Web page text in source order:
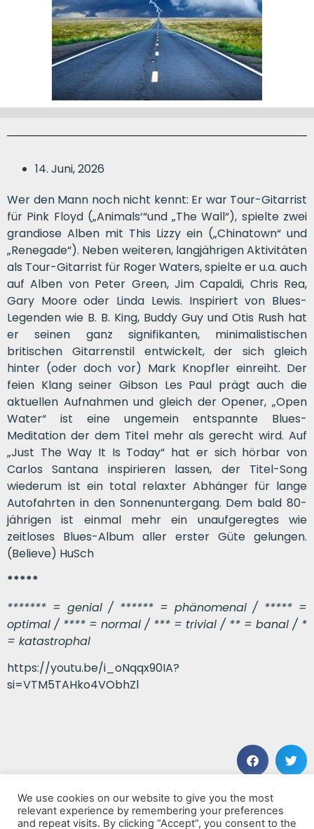
14. Juni, 2026
Wer den Mann noch nicht kennt: Er war Tour-Gitarrist
für Pink Floyd („Animals‘“und „The Wall“), spielte zwei
grandiose Alben mit This Lizzy ein („Chinatown“ und
„Renegade“). Neben weiteren, langjährigen Aktivitäten
als Tour-Gitarrist für Roger Waters, spielte er u.a. auch
auf Alben von Peter Green, Jim Capaldi, Chris Rea,
Gary Moore oder Linda Lewis. Inspiriert von Blues-
Legenden wie B. B. King, Buddy Guy und Otis Rush hat
er seinen ganz signifikanten, minimalistischen
britischen Gitarrenstil entwickelt, der sich gleich
hinter (oder doch vor) Mark Knopfler einreiht. Der
feien Klang seiner Gibson Les Paul prägt auch die
aktuellen Aufnahmen und gleich der Opener, „Open
Water“ ist eine ungemein entspannte Blues-
Meditation der dem Titel mehr als gerecht wird. Auf
„Just The Way It Is Today“ hat er sich hörbar von
Carlos Santana inspirieren lassen, der Titel-Song
wiederum ist ein total relaxter Abhänger für lange
Autofahrten in den Sonnenuntergang. Dem bald 80-
jährigen ist einmal mehr ein unaufgeregtes wie
zeitloses Blues-Album aller erster Güte gelungen.
(Believe) HuSch
*****
******* = genial / ****** = phänomenal / ***** =
optimal / **** = normal / *** = trivial / ** = banal / *
= katastrophal
https://youtu.be/i_oNqqx90IA?
si=VTM5TAHko4VObhZl
VORHERIGER BEITRAG
Happy Birthday
NÄCHSTER BEITRAG
Echoes Of The Unknown
We use cookies on our website to give you the most
relevant experience by remembering your preferences
and repeat visits. By clicking “Accept”, you consent to the